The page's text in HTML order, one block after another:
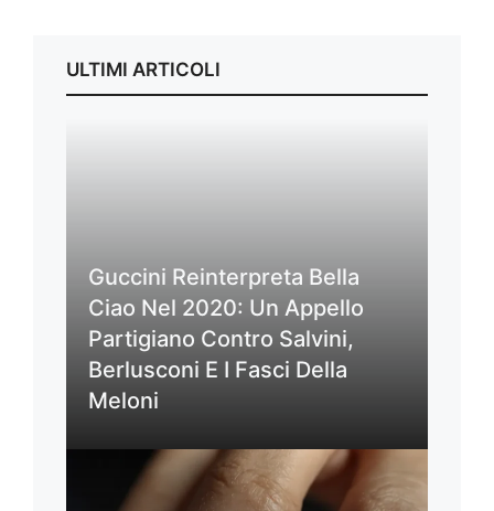
ULTIMI ARTICOLI
Guccini Reinterpreta Bella
Ciao Nel 2020: Un Appello
Partigiano Contro Salvini,
Berlusconi E I Fasci Della
Meloni